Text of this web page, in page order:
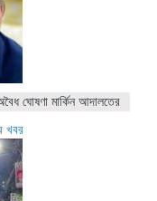
ঘোষণা মার্কিন আদালতের
খবর